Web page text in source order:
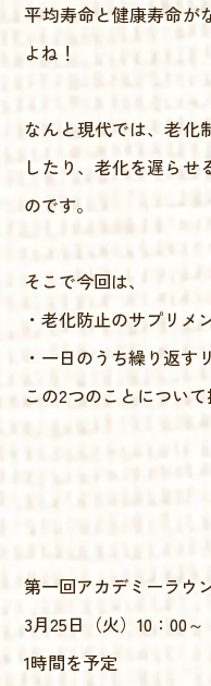
平均寿命と健康寿命が
よね！
なんと現代では、老化
したり、老化を遅らせ
のです。
そこで今回は、
・老化防止のサプリメ
・一日のうち繰り返す
この2つのことについ
第一回アカデミーラウ
3月25日（火）10：00～
1時間を予定